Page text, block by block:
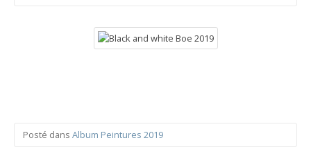
Posté dans Album Peintures 2019